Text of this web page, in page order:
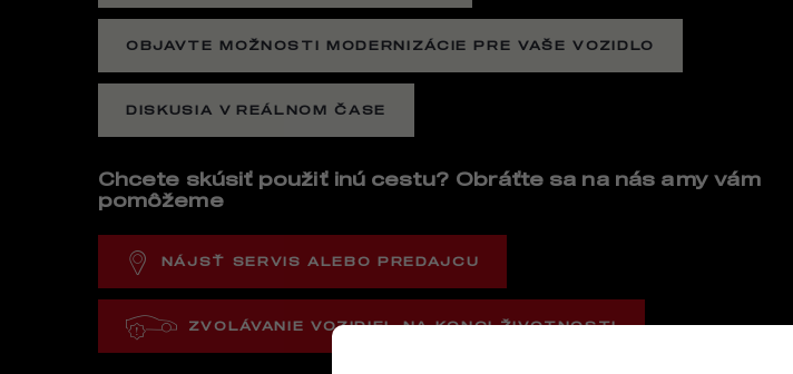
OBJAVTE MOŽNOSTI MODERNIZÁCIE PRE VAŠE VOZIDLO
DISKUSIA V REÁLNOM ČASE
Chcete skúsiť použiť inú cestu? Obráťte sa na nás a my vám
pomôžeme
NÁJSŤ SERVIS ALEBO PREDAJCU
ZVOLÁVANIE VOZIDIEL NA KONCI ŽIVOTNOSTI